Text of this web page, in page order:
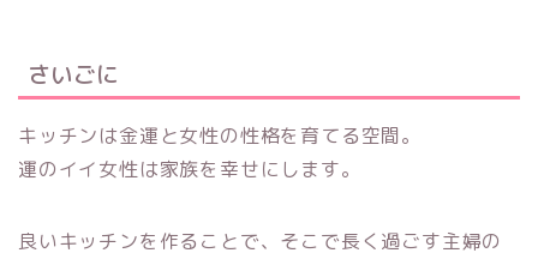
さいごに
キッチンは金運と女性の性格を育てる空間。
運のイイ女性は家族を幸せにします。
良いキッチンを作ることで、そこで長く過ごす主婦の